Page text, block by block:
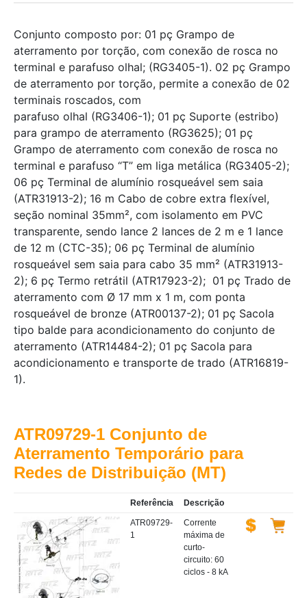
Conjunto composto por: 01 pç Grampo de
aterramento por torção, com conexão de rosca no
terminal e parafuso olhal; (RG3405-1). 02 pç Grampo
de aterramento por torção, permite a conexão de 02
terminais roscados, com
parafuso olhal (RG3406-1); 01 pç Suporte (estribo)
para grampo de aterramento (RG3625); 01 pç
Grampo de aterramento com conexão de rosca no
terminal e parafuso “T” em liga metálica (RG3405-2);
06 pç Terminal de alumínio rosqueável sem saia
(ATR31913-2); 16 m Cabo de cobre extra flexível,
seção nominal 35mm², com isolamento em PVC
transparente, sendo lance 2 lances de 2 m e 1 lance
de 12 m (CTC-35); 06 pç Terminal de alumínio
rosqueável sem saia para cabo 35 mm² (ATR31913-
2); 6 pç Termo retrátil (ATR17923-2); 01 pç Trado de
aterramento com Ø 17 mm x 1 m, com ponta
rosqueável de bronze (ATR00137-2); 01 pç Sacola
tipo balde para acondicionamento do conjunto de
aterramento (ATR14484-2); 01 pç Sacola para
acondicionamento e transporte de trado (ATR16819-
1).
ATR09729-1 Conjunto de
Aterramento Temporário para
Redes de Distribuição (MT)
Referência Descrição
ATR09729-
1
Corrente
máxima de
curto-
circuito: 60
ciclos - 8 kA